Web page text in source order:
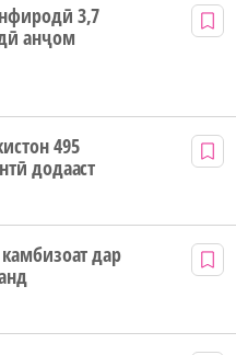
3,7
анҷом
495
додааст
дар